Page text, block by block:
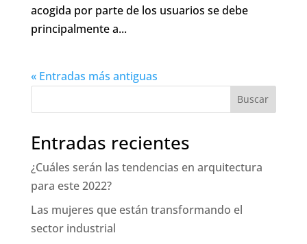
acogida por parte de los usuarios se debe
principalmente a...
« Entradas más antiguas
Buscar
Entradas recientes
¿Cuáles serán las tendencias en arquitectura
para este 2022?
Las mujeres que están transformando el
sector industrial